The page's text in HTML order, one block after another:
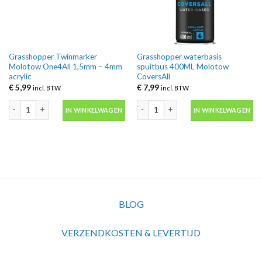
Grasshopper Twinmarker
Molotow One4All 1,5mm – 4mm
acrylic
€5,99 incl. BTW
IN WINKELWAGEN
Grasshopper waterbasis
spuitbus 400ML Molotow
CoversAll
€7,99 incl. BTW
IN WINKELWAGEN
BLOG
VERZENDKOSTEN & LEVERTIJD